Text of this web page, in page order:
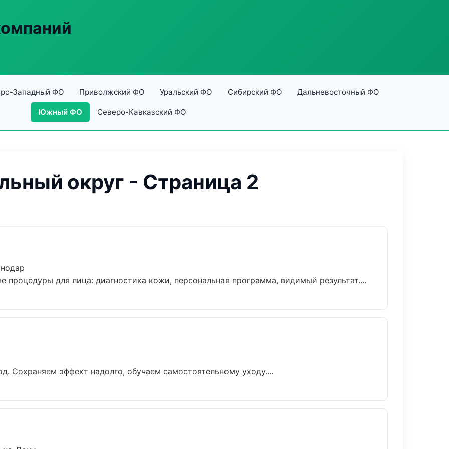
Западный ФО Приволжский ФО Уральский ФО Сибирский ФО Дальневосточный ФО
Южный ФО Северо-Кавказский ФО
округ - Страница 2
для лица: диагностика кожи, персональная программа, видимый результат....
Сохраняем эффект надолго, обучаем самостоятельному уходу....